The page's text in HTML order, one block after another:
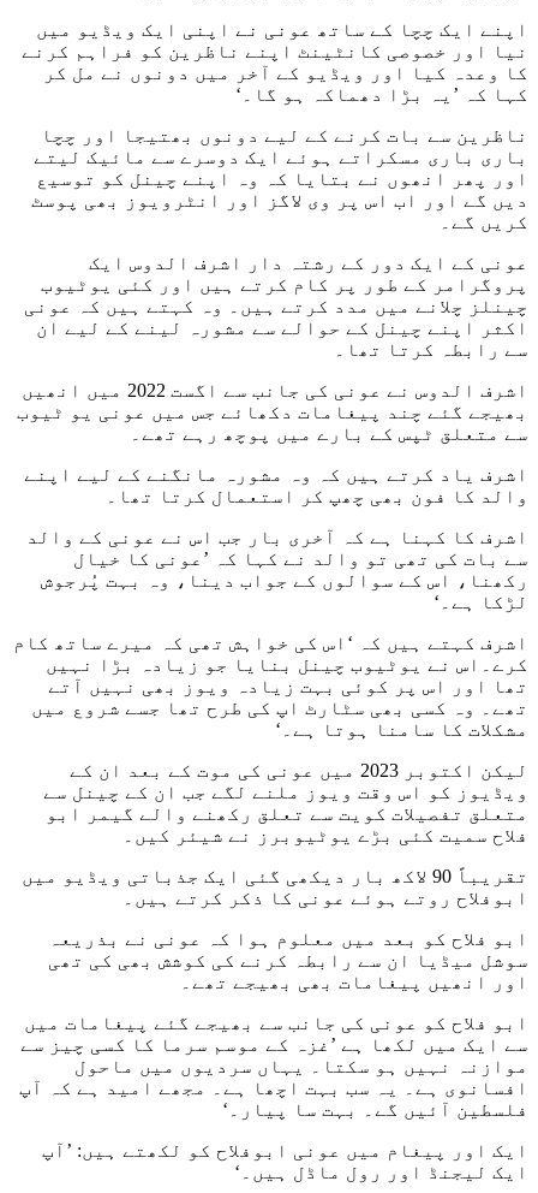
اپنے ایک چچا کے ساتھ عونی نے اپنی ایک ویڈیو میں
نیا اور خصوصی کانٹینٹ اپنے ناظرین کو فراہم کرنے
کا وعدہ کیا اور ویڈیو کے آخر میں دونوں نے مل کر
کہا کہ ’یہ بڑا دھماکہ ہو گا۔‘
ناظرین سے بات کرنے کے لیے دونوں بھتیجا اور چچا
باری باری مسکراتے ہوئے ایک دوسرے سے مائیک لیتے
اور پھر انھوں نے بتایا کہ وہ اپنے چینل کو توسیع
دیں گے اور اب اس پر وی لاگز اور انٹرویوز بھی پوسٹ
کریں گے۔
عونی کے ایک دور کے رشتہ دار اشرف الدوس ایک
پروگرامر کے طور پر کام کرتے ہیں اور کئی یوٹیوب
چینلز چلانے میں مدد کرتے ہیں۔ وہ کہتے ہیں کہ عونی
اکثر اپنے چینل کے حوالے سے مشورہ لینے کے لیے ان
سے رابطہ کرتا تھا۔
اشرف الدوس نے عونی کی جانب سے اگست 2022 میں انھیں
بھیجے گئے چند پیغامات دکھائے جس میں عونی یو ٹیوب
سے متعلق ٹپس کے بارے میں پوچھ رہے تھے۔
اشرف یاد کرتے ہیں کہ وہ مشورہ مانگنے کے لیے اپنے
والد کا فون بھی چھپ کر استعمال کرتا تھا۔
اشرف کا کہنا ہے کہ آخری بار جب اس نے عونی کے والد
سے بات کی تھی تو والد نے کہا کہ ’عونی کا خیال
رکھنا، اس کے سوالوں کے جواب دینا، وہ بہت پُرجوش
لڑکا ہے۔‘
اشرف کہتے ہیں کہ ‘اس کی خواہش تھی کہ میرے ساتھ کام
کرے۔اس نے یوٹیوب چینل بنایا جو زیادہ بڑا نہیں
تھا اور اس پر کوئی بہت زیادہ ویوز بھی نہیں آتے
تھے۔ وہ کسی بھی سٹارٹ اپ کی طرح تھا جسے شروع میں
مشکلات کا سامنا ہوتا ہے۔‘
لیکن اکتوبر 2023 میں عونی کی موت کے بعد ان کے
ویڈیوز کو اس وقت ویوز ملنے لگے جب ان کے چینل سے
متعلق تفصیلات کویت سے تعلق رکھنے والے گیمر ابو
فلاح سمیت کئی بڑے یوٹیوبرز نے شیئر کیں۔
تقریباً 90 لاکھ بار دیکھی گئی ایک جذباتی ویڈیو میں
ابوفلاح روتے ہوئے عونی کا ذکر کرتے ہیں۔
ابو فلاح کو بعد میں معلوم ہوا کہ عونی نے بذریعہ
سوشل میڈیا ان سے رابطہ کرنے کی کوشش بھی کی تھی
اور انھیں پیغامات بھی بھیجے تھے۔
ابو فلاح کو عونی کی جانب سے بھیجے گئے پیغامات میں
سے ایک میں لکھا ہے ’غزہ کے موسم سرما کا کسی چیز سے
موازنہ نہیں ہو سکتا۔ یہاں سردیوں میں ماحول
افسانوی ہے۔ یہ سب بہت اچھا ہے۔ مجھے امید ہے کہ آپ
فلسطین آئیں گے۔ بہت سا پیار۔‘
ایک اور پیغام میں عونی ابوفلاح کو لکھتے ہیں: ’آپ
ایک لیجنڈ اور رول ماڈل ہیں۔‘